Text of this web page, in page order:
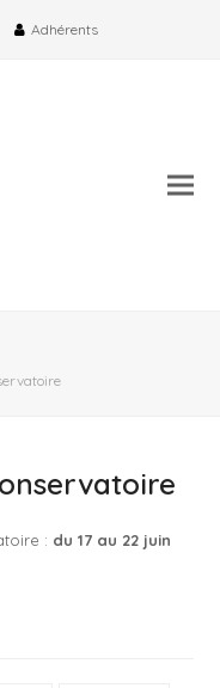
Adhérents
: du 17 au 22 juin